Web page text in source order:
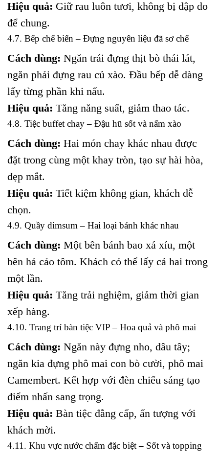
Hiệu quả: Giữ rau luôn tươi, không bị dập do
để chung.
4.7. Bếp chế biến – Đựng nguyên liệu đã sơ chế
Cách dùng: Ngăn trái đựng thịt bò thái lát,
ngăn phải đựng rau củ xào. Đầu bếp dễ dàng
lấy từng phần khi nấu.
Hiệu quả: Tăng năng suất, giảm thao tác.
4.8. Tiệc buffet chay – Đậu hũ sốt và nấm xào
Cách dùng: Hai món chay khác nhau được
đặt trong cùng một khay tròn, tạo sự hài hòa,
đẹp mắt.
Hiệu quả: Tiết kiệm không gian, khách dễ
chọn.
4.9. Quầy dimsum – Hai loại bánh khác nhau
Cách dùng: Một bên bánh bao xá xíu, một
bên há cảo tôm. Khách có thể lấy cả hai trong
một lần.
Hiệu quả: Tăng trải nghiệm, giảm thời gian
xếp hàng.
4.10. Trang trí bàn tiệc VIP – Hoa quả và phô mai
Cách dùng: Ngăn này đựng nho, dâu tây;
ngăn kia đựng phô mai con bò cười, phô mai
Camembert. Kết hợp với đèn chiếu sáng tạo
điểm nhấn sang trọng.
Hiệu quả: Bàn tiệc đẳng cấp, ấn tượng với
khách mời.
4.11. Khu vực nước chấm đặc biệt – Sốt và topping